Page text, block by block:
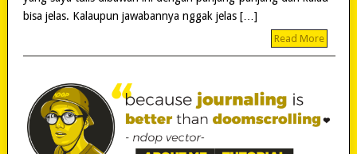
bisa jelas. Kalaupun jawabannya nggak jelas […]
Read More